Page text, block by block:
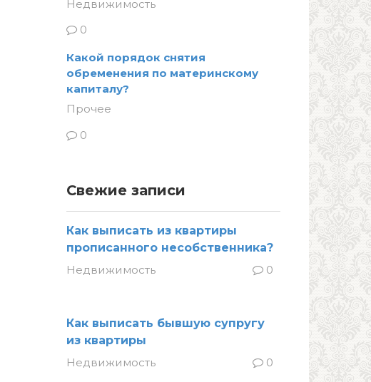
Недвижимость
0
Какой порядок снятия
обременения по материнскому
капиталу?
Прочее
0
Свежие записи
Как выписать из квартиры
прописанного несобственника?
Недвижимость
0
Как выписать бывшую супругу
из квартиры
Недвижимость
0